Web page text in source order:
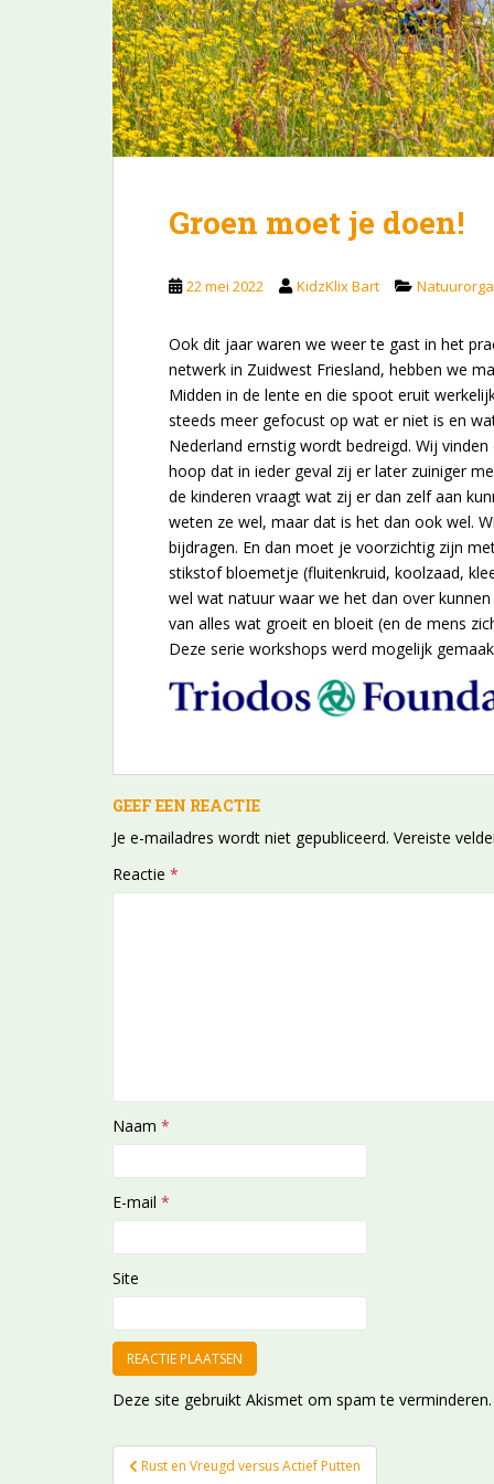
Groen moet je doen!
22 mei 2022 KidzKlix Bart
Ook dit jaar waren we weer te gast in het
netwerk in Zuidwest Friesland, hebben we
Midden in de lente en die spoot eruit
steeds meer gefocust op wat er niet is en
Nederland ernstig wordt bedreigd. Wij
hoop dat in ieder geval zij er later zuiniger
de kinderen vraagt wat zij er dan zelf aan
weten ze wel, maar dat is het dan ook wel.
bijdragen. En dan moet je voorzichtig zijn
stikstof bloemetje (fluitenkruid, koolzaad,
wel wat natuur waar we het dan over
van alles wat groeit en bloeit (en de mens
Deze serie workshops werd mogelijk
GEEF EEN REACTIE
Je e-mailadres wordt niet gepubliceerd. Vereiste
Reactie *
Naam *
E-mail *
Site
Deze site gebruikt Akismet om spam te verminderen.
Bericht
Rust en Vreugd versus Actief Putten